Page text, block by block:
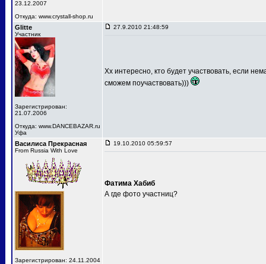
23.12.2007
Откуда: www.crystall-shop.ru
Glitte
Участник
Зарегистрирован:
21.07.2006
Откуда: www.DANCEBAZAR.ru
Уфа
27.9.2010 21:48:59
Хх интересно, кто будет участвовать, если
сможем поучаствовать)))
Василиса Прекрасная
From Russia With Love
Зарегистрирован: 24.11.2004
19.10.2010 05:59:57
Фатима Хабиб
А где фото участниц?